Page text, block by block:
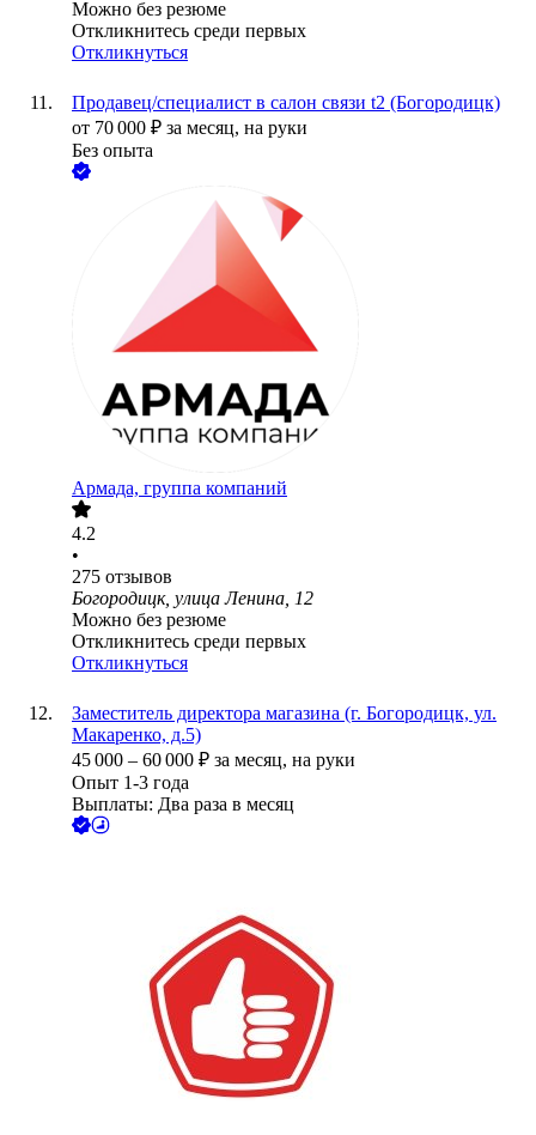
Можно без резюме
Откликнитесь среди первых
Откликнуться
Продавец/специалист в салон связи t2 (Богородицк)
от 70 000 ₽ за месяц, на руки
Без опыта
Армада, группа компаний
4.2
•
275 отзывов
Богородицк, улица Ленина, 12
Можно без резюме
Откликнитесь среди первых
Откликнуться
Заместитель директора магазина (г. Богородицк, ул.
Макаренко, д.5)
45 000 – 60 000 ₽ за месяц, на руки
Опыт 1-3 года
Выплаты: Два раза в месяц